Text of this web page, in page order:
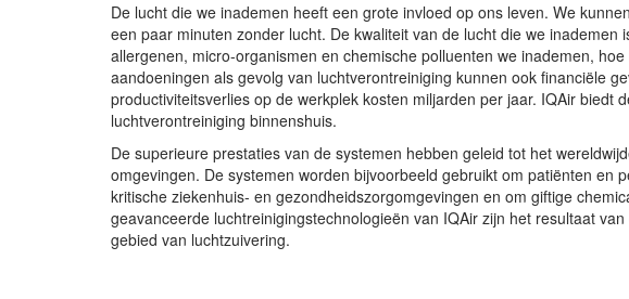
De lucht die we inademen heeft een grote invloed op ons leven. We
een paar minuten zonder lucht. De kwaliteit van de lucht die we
allergenen, micro-organismen en chemische polluenten we inademen,
aandoeningen als gevolg van luchtverontreiniging kunnen ook financiële
productiviteitsverlies op de werkplek kosten miljarden per jaar. IQAir biedt
luchtverontreiniging binnenshuis.
De superieure prestaties van de systemen hebben geleid tot het
omgevingen. De systemen worden bijvoorbeeld gebruikt om patiënten en
kritische ziekenhuis- en gezondheidszorgomgevingen en om giftige
geavanceerde luchtreinigingstechnologieën van IQAir zijn het resultaat
gebied van luchtzuivering.